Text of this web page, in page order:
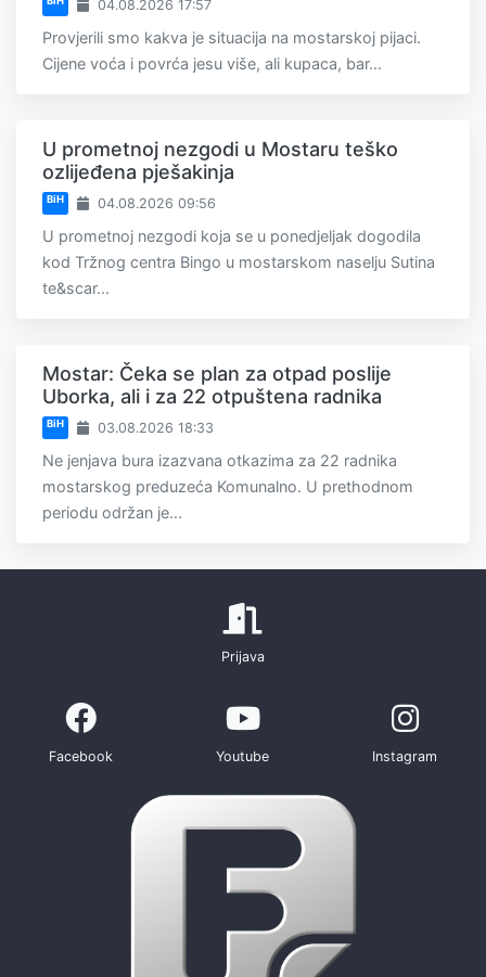
04.08.2026 17:57
Provjerili smo kakva je situacija na mostarskoj pijaci.
Cijene voća i povrća jesu više, ali kupaca, bar...
U prometnoj nezgodi u Mostaru teško
ozlijeđena pješakinja
BiH 04.08.2026 09:56
U prometnoj nezgodi koja se u ponedjeljak dogodila
kod Tržnog centra Bingo u mostarskom naselju Sutina
te&scar...
Mostar: Čeka se plan za otpad poslije
Uborka, ali i za 22 otpuštena radnika
BiH 03.08.2026 18:33
Ne jenjava bura izazvana otkazima za 22 radnika
mostarskog preduzeća Komunalno. U prethodnom
periodu održan je...
Prijava
Facebook Youtube Instagram